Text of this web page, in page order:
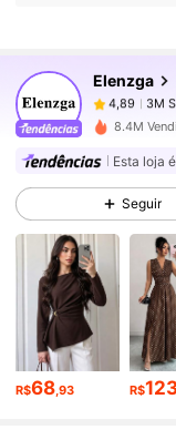
Elenzga
4,89
3M
a***w
4,89 3M
4,89 3M
3M
3M
8.4M
Esta loja
Seguir
R$68,93 R$